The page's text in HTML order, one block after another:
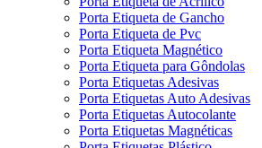
Porta Etiqueta de Gancho
Porta Etiqueta de Pvc
Porta Etiqueta Magnético
Porta Etiqueta para Gôndolas
Porta Etiquetas Adesivas
Porta Etiquetas Auto Adesivas
Porta Etiquetas Autocolante
Porta Etiquetas Magnéticas